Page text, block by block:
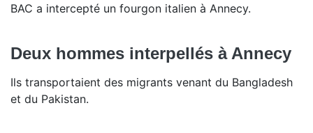
BAC a intercepté un fourgon italien à Annecy.
Deux hommes interpellés à Annecy
Ils transportaient des migrants venant du Bangladesh
et du Pakistan.